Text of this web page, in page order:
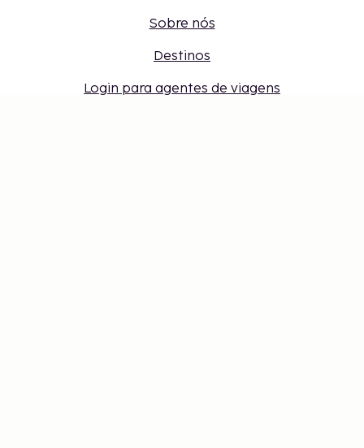
Sobre nós
Destinos
Login para agentes de viagens